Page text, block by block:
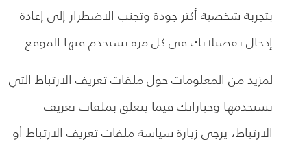
بتجربة شخصية أكثر جودة وتجنب الاضطرار إلى إعادة
إدخال تفضيلاتك في كل مرة تستخدم فيها الموقع.
لمزيد من المعلومات حول ملفات تعريف الارتباط التي
نستخدمها وخياراتك فيما يتعلق بملفات تعريف
الارتباط، يرجى زيارة سياسة ملفات تعريف الارتباط أو